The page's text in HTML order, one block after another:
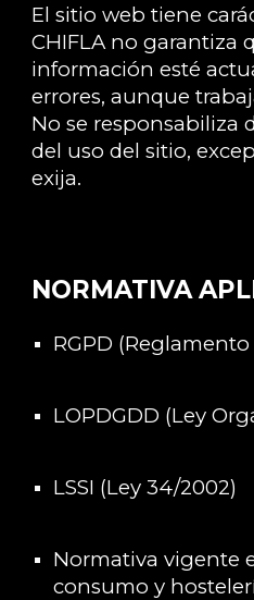
El sitio web tiene
CHIFLA no garantiza
información esté
errores, aunque
No se responsabiliza
del uso del sitio,
exija.
NORMATIVA
RGPD (Reglamento
LOPDGDD (Ley
LSSI (Ley 34/2002)
Normativa vigente
consumo y